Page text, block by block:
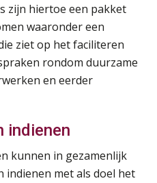
zijn hiertoe een pakket
waaronder een
ziet op het faciliteren
rondom duurzame
en eerder
indienen
kunnen in gezamenlijk
indienen met als doel het